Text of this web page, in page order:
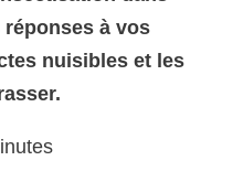
réponses à vos
nuisibles et les